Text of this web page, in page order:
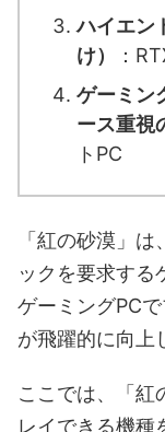
ハイエン
け）
：
ゲーミン
ース重視
トPC
「紅の砂漠」
ックを要求する
ゲーミングPC
が飛躍的に向上
ここでは、「紅
レイできる機種